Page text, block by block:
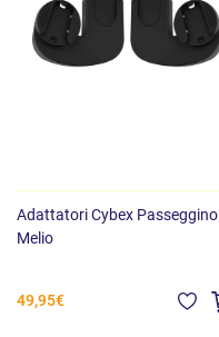
Adattatori Cybex Passeggino
Melio
49,95€